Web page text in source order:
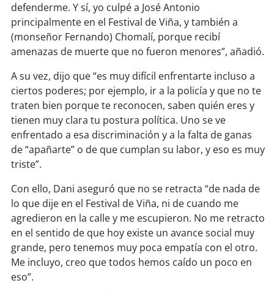
defenderme. Y sí, yo culpé a José Antonio
principalmente en el Festival de Viña, y también a
(monseñor Fernando) Chomalí, porque recibí
amenazas de muerte que no fueron menores”, añadió.
A su vez, dijo que “es muy difícil enfrentarte incluso a
ciertos poderes; por ejemplo, ir a la policía y que no te
traten bien porque te reconocen, saben quién eres y
tienen muy clara tu postura política. Uno se ve
enfrentado a esa discriminación y a la falta de ganas
de “apañarte” o de que cumplan su labor, y eso es muy
triste”.
Con ello, Dani aseguró que no se retracta “de nada de
lo que dije en el Festival de Viña, ni de cuando me
agredieron en la calle y me escupieron. No me retracto
en el sentido de que hoy existe un avance social muy
grande, pero tenemos muy poca empatía con el otro.
Me incluyo, creo que todos hemos caído un poco en
eso”.